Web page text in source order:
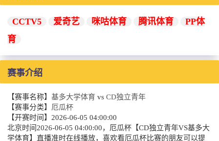
CCTV5 爱奇艺 咪咕体育 腾讯体育
PP体
育
赛事介绍
【赛事名称】 基多大学体育 vs CD独立青年
【赛事分类】 厄瓜杯
【开赛时间】 2026-06-05 04:00:00
北京时间2026-06-05 04:00:00，厄瓜杯【CD独立青年VS基多大
学体育】直播准时在线播放，喜欢看厄瓜杯比赛的朋友可以提